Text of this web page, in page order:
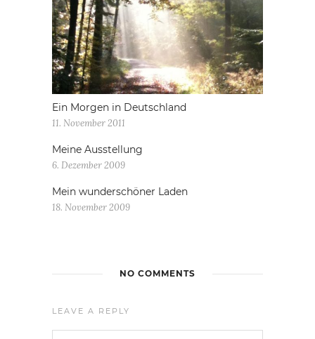
Ein Morgen in Deutschland
11. November 2011
Meine Ausstellung
6. Dezember 2009
Mein wunderschöner Laden
18. November 2009
NO COMMENTS
LEAVE A REPLY